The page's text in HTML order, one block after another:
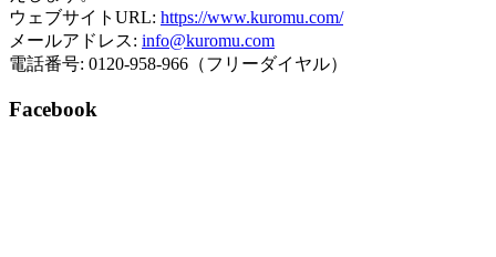
ウェブサイトURL: https://www.kuromu.com/
メールアドレス: info@kuromu.com
電話番号: 0120-958-966（フリーダイヤル）
Facebook